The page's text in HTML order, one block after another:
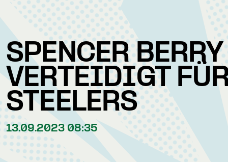
SPENCER BERRY
VERTEIDIGT
STEELERS
13.09.2023 08:35